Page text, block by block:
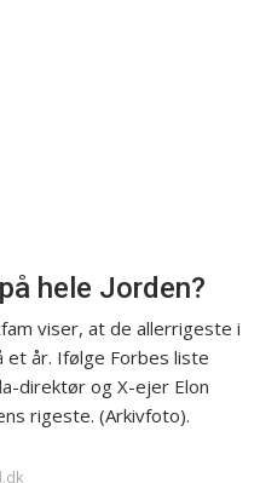
hele Jorden?
viser, at de allerrigeste i
år. Ifølge Forbes liste
direktør og X-ejer Elon
rigeste. (Arkivfoto).